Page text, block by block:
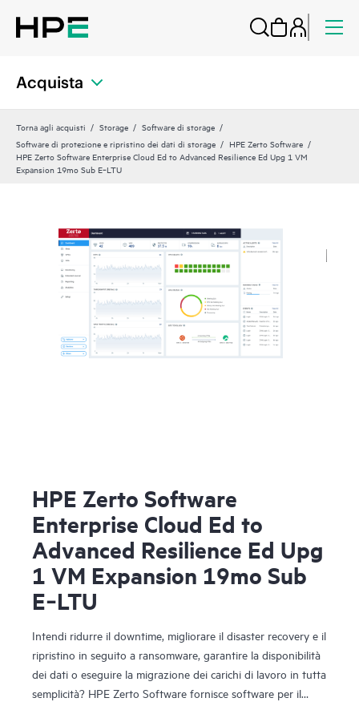
Acquista
Torna agli acquisti Storage
Software di storage
Software di protezione e ripristino dei dati di storage
HPE Zerto Software
HPE Zerto Software Enterprise Cloud Ed to Advanced Resilience Ed Upg 1 VM
Expansion 19mo Sub E‑LTU
HPE Zerto Software
Enterprise Cloud Ed to
Advanced Resilience Ed Upg
1 VM Expansion 19mo Sub
E‑LTU
Intendi ridurre il downtime, migliorare il disaster recovery e il
ripristino in seguito a ransomware, garantire la disponibilità
dei dati o eseguire la migrazione dei carichi di lavoro in tutta
semplicità? HPE Zerto Software fornisce software per il